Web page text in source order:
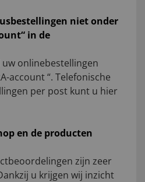
niet onder
in de
onlinebestellingen
account “. Telefonische
per post kunt u hier
en de producten
zijn zeer
u krijgen wij inzicht